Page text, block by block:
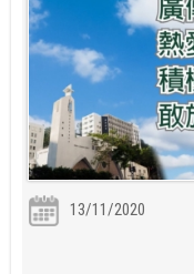
13/11/2020